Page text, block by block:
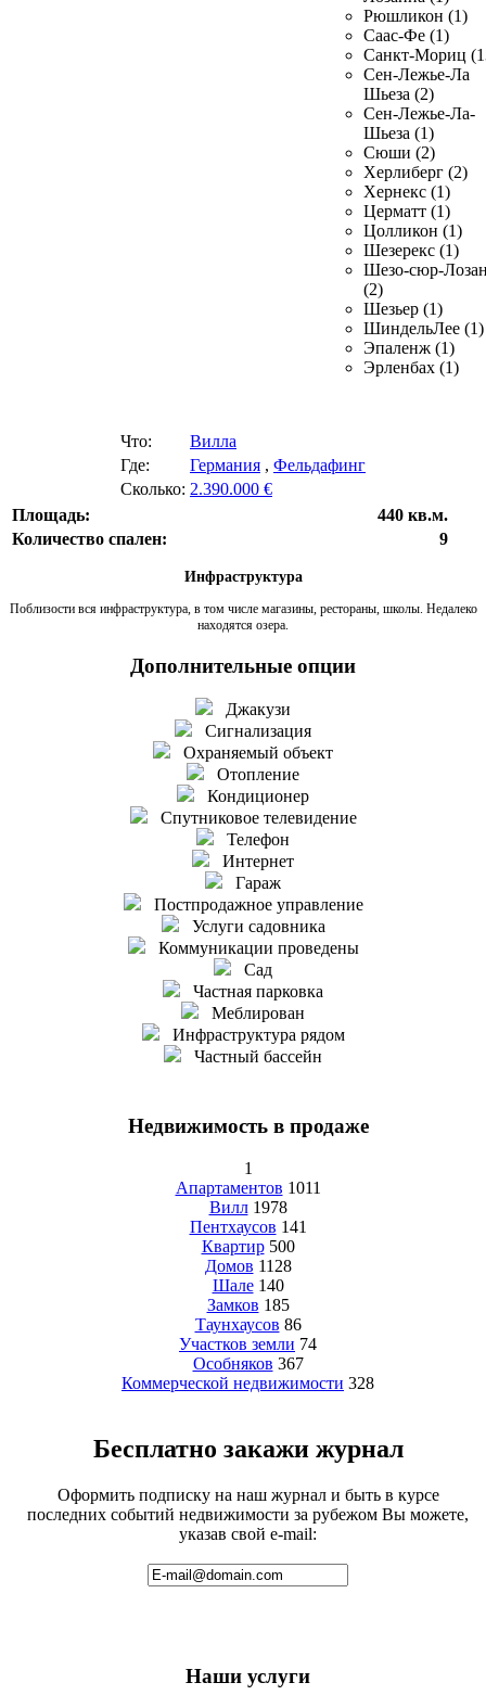
Рюшликон (1)
Саас-Фе (1)
Санкт-Мориц
Сен-Лежье-Ла
Шьеза (2)
Сен-Лежье-Ла-
Шьеза (1)
Сюши (2)
Херлиберг (2)
Хернекс (1)
Церматт (1)
Цолликон (1)
Шезерекс (1)
Шезо-сюр-
(2)
Шезьер (1)
ШиндельЛее (1)
Эпаленж (1)
Эрленбах (1)
Что:
Вилла
Где:
Германия , Фельдафинг
Сколько: 2.390.000 €
Площадь:
440 кв.м.
Количество спален:
9
Инфраструктура
Поблизости вся инфраструктура, в том числе магазины, рестораны, школы. Недалеко
находятся озера.
Дополнительные опции
Джакузи
Сигнализация
Охраняемый объект
Отопление
Кондиционер
Спутниковое телевидение
Телефон
Интернет
Гараж
Постпродажное управление
Услуги садовника
Коммуникации проведены
Сад
Частная парковка
Меблирован
Инфраструктура рядом
Частный бассейн
Недвижимость в продаже
1
Апартаментов 1011
Вилл 1978
Пентхаусов 141
Квартир 500
Домов 1128
Шале 140
Замков 185
Таунхаусов 86
Участков земли 74
Особняков 367
Коммерческой недвижимости 328
Бесплатно закажи журнал
Оформить подписку на наш журнал и быть в курсе
последних событий недвижимости за рубежом Вы можете,
указав свой e-mail:
Наши услуги